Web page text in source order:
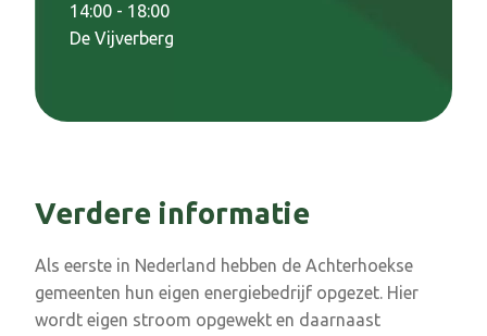
14:00 - 18:00
De Vijverberg
Verdere informatie
Als eerste in Nederland hebben de Achterhoekse
gemeenten hun eigen energiebedrijf opgezet. Hier
wordt eigen stroom opgewekt en daarnaast